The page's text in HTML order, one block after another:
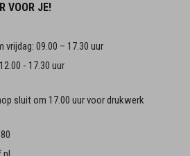
VOOR JE!
vrijdag: 09.00 – 17.30 uur
- 17.30 uur
sluit om 17.00 uur voor drukwerk